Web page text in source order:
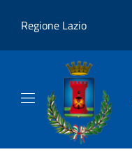
Regione Lazio